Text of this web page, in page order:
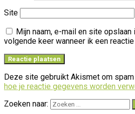
Site
Mijn naam, e-mail en site
volgende keer wanneer ik een
Deze site gebruikt Akismet om
hoe je reactie gegevens worden
Zoeken naar: